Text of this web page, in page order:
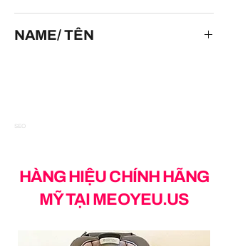
NAME/ TÊN
SEO
HÀNG HIỆU CHÍNH HÃNG
MỸ TẠI MEOYEU.US